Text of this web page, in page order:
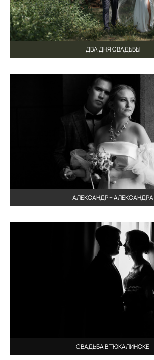
ДВА ДНЯ СВАДЬБЫ
АЛЕКСАНДР + АЛЕКСАНДРА
СВАДЬБА В ТЮКАЛИНСКЕ